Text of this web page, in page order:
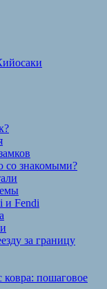
со знакомыми?
и Fendi
за границу
ковра: пошаговое